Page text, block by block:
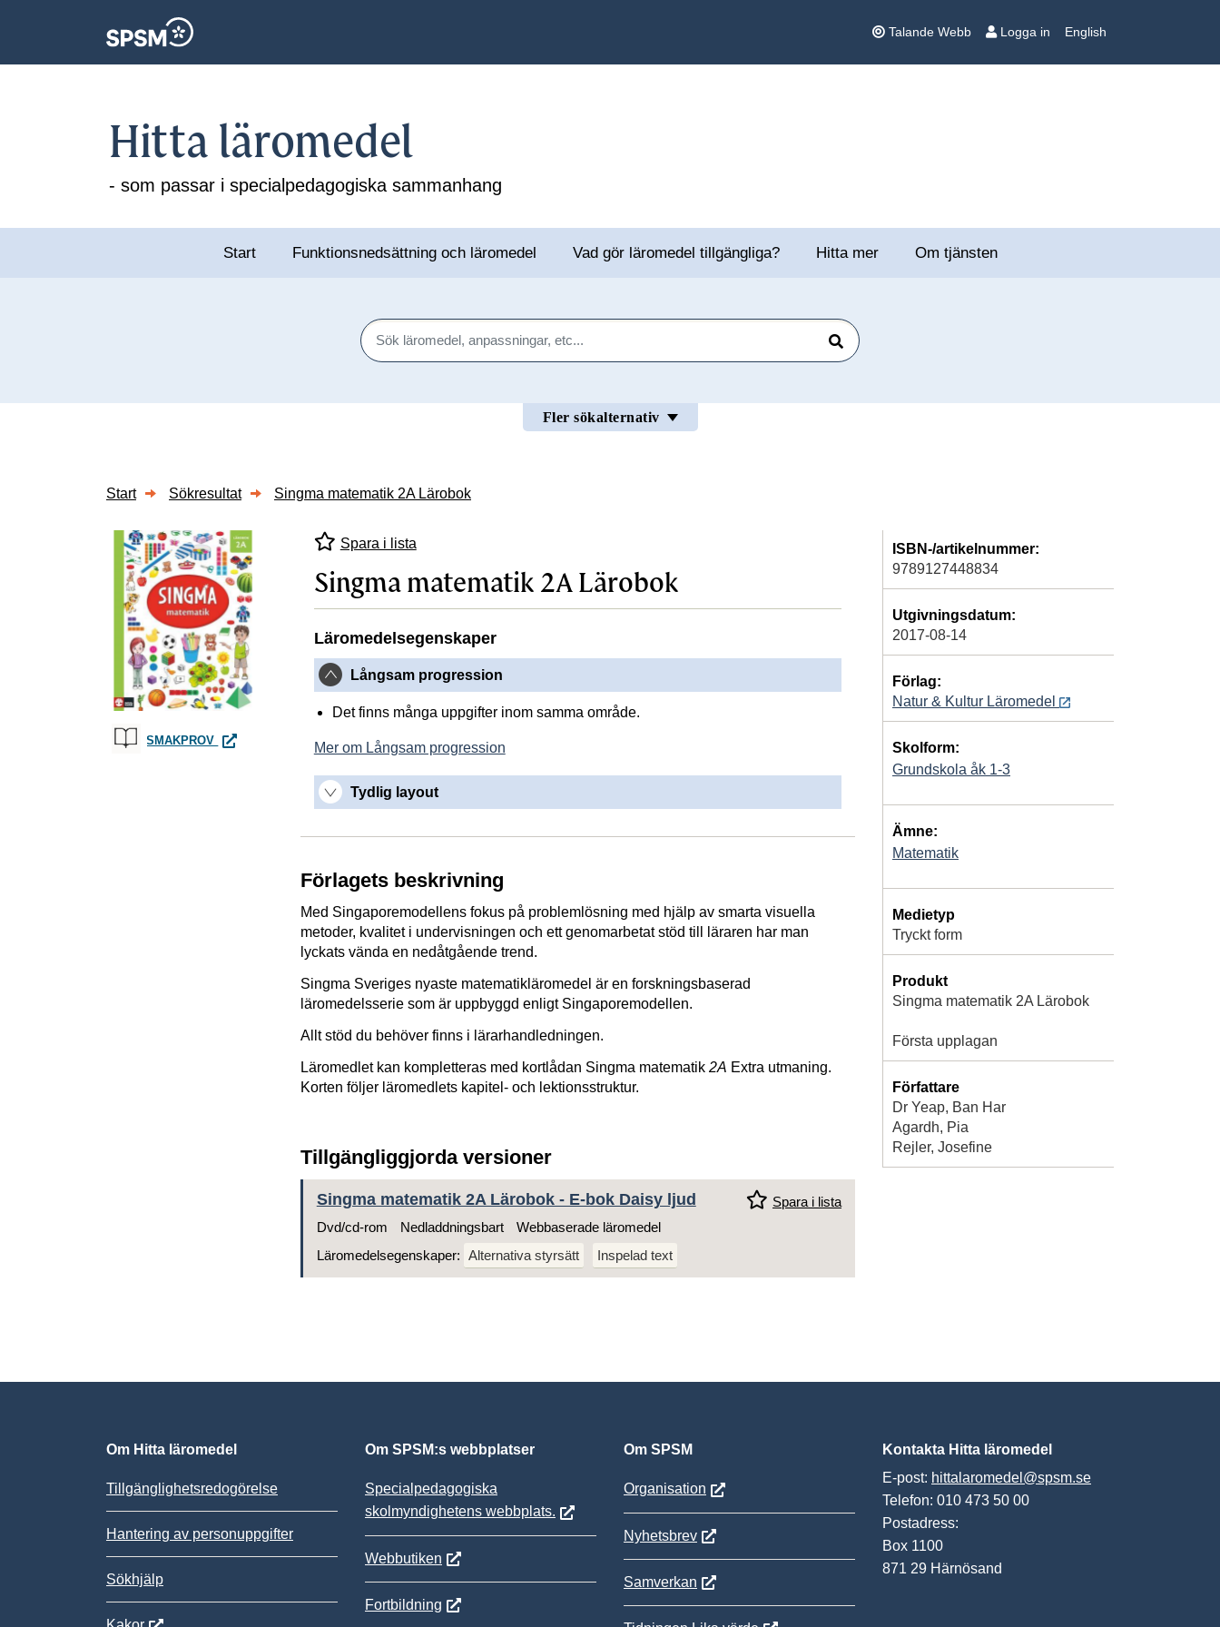
Talande Webb Logga in English
Hitta läromedel
- som passar i specialpedagogiska sammanhang
Start Funktionsnedsättning och läromedel Vad gör läromedel tillgängliga? Hitta mer Om tjänsten
Sök
Sök
Fler sökalternativ
Start Sökresultat Singma matematik 2A Lärobok
SMAKPROV SINGMA MATEMATIK 2A LÄROBOK
Spara i lista
Singma matematik 2A Lärobok
Läromedelsegenskaper
Långsam progression
Det finns många uppgifter inom samma område.
Mer om Långsam progression
Tydlig layout
Förlagets beskrivning
Med Singaporemodellens fokus på problemlösning med hjälp av smarta visuella
metoder, kvalitet i undervisningen och ett genomarbetat stöd till läraren har man
lyckats vända en nedåtgående trend.
Singma Sveriges nyaste matematikläromedel är en forskningsbaserad
läromedelsserie som är uppbyggd enligt Singaporemodellen.
Allt stöd du behöver finns i lärarhandledningen.
Läromedlet kan kompletteras med kortlådan Singma matematik2A Extra utmaning.
Korten följer läromedlets kapitel- och lektionsstruktur.
Tillgängliggjorda versioner
Singma matematik 2A Lärobok - E-bok Daisy ljud
Spara i lista
Dvd/cd-rom
Nedladdningsbart
Webbaserade läromedel
Läromedelsegenskaper: Alternativa styrsätt Inspelad text
ISBN-/artikelnummer:
9789127448834
Utgivningsdatum:
2017-08-14
Förlag:
Natur & Kultur Läromedel
Skolform:
Grundskola åk 1-3
Ämne:
Matematik
Medietyp
Tryckt form
Produkt
Singma matematik 2A Lärobok
Första upplagan
Författare
Dr Yeap, Ban Har
Agardh, Pia
Rejler, Josefine
Om Hitta läromedel
Tillgänglighetsredogörelse
Hantering av personuppgifter
Sökhjälp
Om SPSM:s webbplatser
Specialpedagogiska
skolmyndighetens webbplats.
Webbutiken
Fortbildning
Om SPSM
Organisation
Nyhetsbrev
Samverkan
Kontakta Hitta läromedel
E-post: hittalaromedel@spsm.se
Telefon: 010 473 50 00
Postadress:
Box 1100
871 29 Härnösand